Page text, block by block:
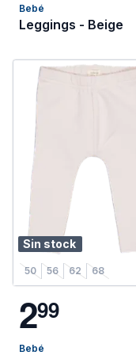
Bebé
Leggings - Beige
Sin stock
50 56 62 68
299
Bebé